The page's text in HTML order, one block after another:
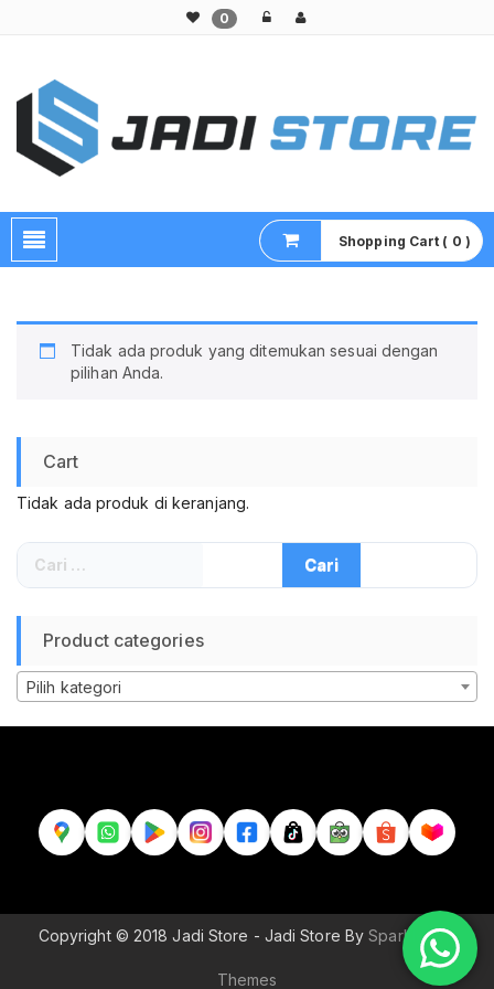
0
Shopping Cart ( 0 )
Tidak ada produk yang ditemukan sesuai dengan
pilihan Anda.
Cart
Tidak ada produk di keranjang.
Cari
untuk:
Product categories
Pilih kategori
Copyright © 2018 Jadi Store - Jadi Store BySparkle Wp
Themes